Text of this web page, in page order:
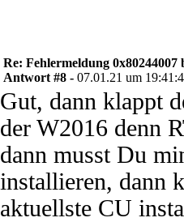
Re: Fehlermeldung
Antwort #8 - 07.01.21 um
Gut, dann klappt
der W2016 denn
dann musst Du
installieren, dann
aktuellste CU